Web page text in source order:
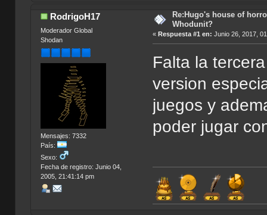
RodrigoH17
Moderador Global
Shodan
Mensajes: 7332
País:
Sexo:
Fecha de registro: Junio 04,
2005, 21:41:14 pm
Re:Hugo's house of
Whodunit?
« Respuesta #1 en: Junio 26, 2017,
Falta la
version
juegos y
poder jugar